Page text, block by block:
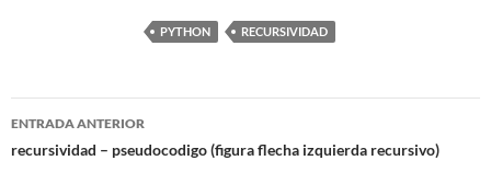
PYTHON RECURSIVIDAD
Navegación
de
ENTRADA ANTERIOR
recursividad – pseudocodigo (figura flecha izquierda recursivo)